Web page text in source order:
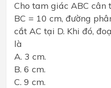
Cho tam giác ABC cân
BC = 10 cm, đường
cắt AC tại D. Khi đó,
là
A. 3 cm.
B. 6 cm.
C. 9 cm.